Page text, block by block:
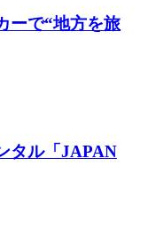
ーで“地方を旅
タル「JAPAN